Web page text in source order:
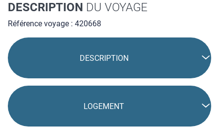
DESCRIPTION DU VOYAGE
Référence voyage : 420668
DESCRIPTION
LOGEMENT